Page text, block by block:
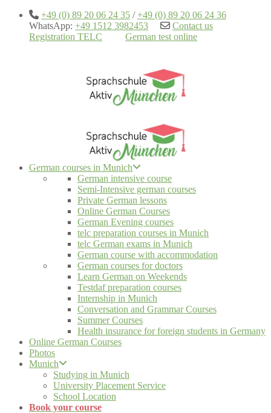
+49 (0) 89 20 06 24 35 /+49 (0) 89 20 06 24 36
WhatsApp: +49 1512 3982453
Contact us
Registration TELC
German test online
German courses in Munich
German intensive course
Semi-Intensive german courses
Private German lessons
Online German Courses
German Evening courses
telc preparation courses in Munich
telc German exams in Munich
German course with accommodation
German courses for doctors
Learn German on Weekends
Testdaf preparation courses
Internship in Munich
Conversation and Grammar Courses
Summer Courses
Health insurance for foreign students in Germany
Online German Courses
Photos
Munich
Studying in Munich
University Placement Service
School Location
Book your course